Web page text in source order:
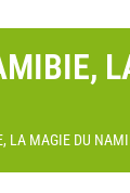
LA MAGIE DU